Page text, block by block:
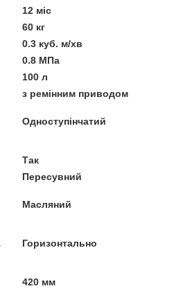
12 міс
60 кг
0.3 куб. м/хв
0.8 МПа
100 л
з ремінним приводом
Одноступінчатий
Так
Пересувний
Масляний
Горизонтально
420 мм